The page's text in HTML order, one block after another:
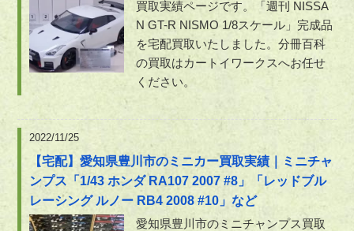
買取実績ページです。「週刊 NISSA
N GT-R NISMO 1/8スケール」完成品
を宅配買取いたしました。分冊百科
の買取はカートイワークスへお任せ
ください。
2022/11/25
【宅配】愛知県豊川市のミニカー買取実績｜ミニチャ
ンプス「1/43 ホンダ RA107 2007 #8」「レッドブル
レーシング ルノー RB4 2008 #10」など
愛知県豊川市のミニチャンプス買取